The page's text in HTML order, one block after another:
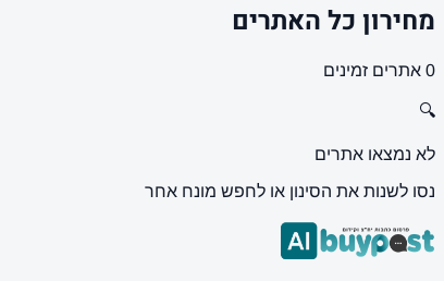
מחירון כל האתרים
0 אתרים זמינים
🔍
לא נמצאו אתרים
נסו לשנות את הסינון או לחפש מונח אחר